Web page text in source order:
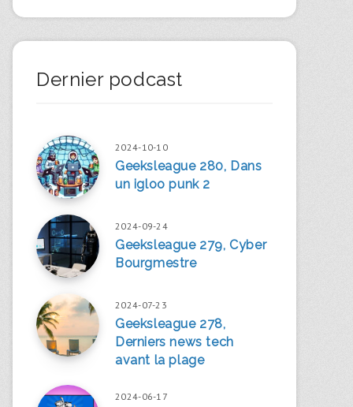
Dernier podcast
2024-10-10
Geeksleague 280, Dans
un igloo punk 2
2024-09-24
Geeksleague 279, Cyber
Bourgmestre
2024-07-23
Geeksleague 278,
Derniers news tech
avant la plage
2024-06-17